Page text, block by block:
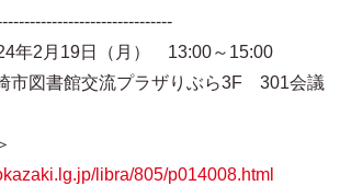
月19日（月） 13:00～15:00
書館交流プラザりぶら3F 301会議
libra/805/p014008.html